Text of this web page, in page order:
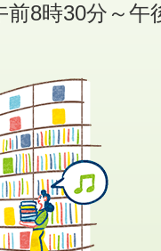
前8時30分～午